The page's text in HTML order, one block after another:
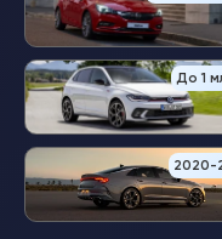
До 1
2020-